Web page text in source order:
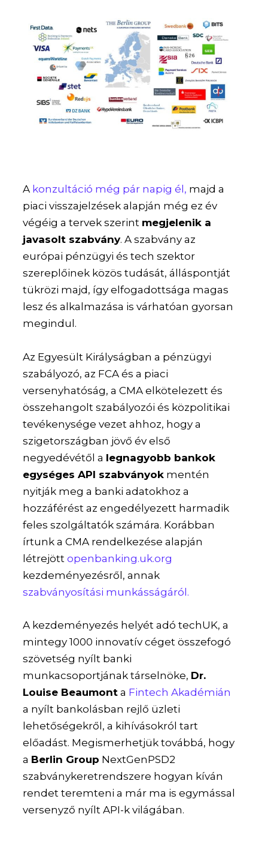
A konzultáció még pár napig él, majd a
piaci visszajelzések alapján még ez év
végéig a tervek szerint megjelenik a
javasolt szabvány. A szabvány az
európai pénzügyi és tech szektor
szereplőinek közös tudását, álláspontját
tükrözi majd, így elfogadottsága magas
lesz és alkalmazása is várhatóan gyorsan
megindul.
Az Egyesült Királyságban a pénzügyi
szabályozó, az FCA és a piaci
versenyhatóság, a CMA elkötelezett és
összehangolt szabályozói és közpolitikai
tevékenysége vezet ahhoz, hogy a
szigetországban jövő év első
negyedévétől a legnagyobb bankok
egységes API szabványok mentén
nyitják meg a banki adatokhoz a
hozzáférést az engedélyezett harmadik
feles szolgáltatók számára. Korábban
írtunk a CMA rendelkezése alapján
létrejöttopenbanking.uk.org
kezdeményezésről, annak
szabványosítási munkásságáról.
A kezdeményezés helyét adó techUK, a
mintegy 1000 innovatív céget összefogó
szövetség nyílt banki
munkacsoportjának társelnöke, Dr.
Louise Beaumont a Fintech Akadémián
a nyílt bankolásban rejlő üzleti
lehetőségekről, a kihívásokról tart
előadást. Megismerhetjük továbbá, hogy
a Berlin Group NextGenPSD2
szabványkeretrendszere hogyan kíván
rendet teremteni a már ma is egymással
versenyző nyílt API-k világában.